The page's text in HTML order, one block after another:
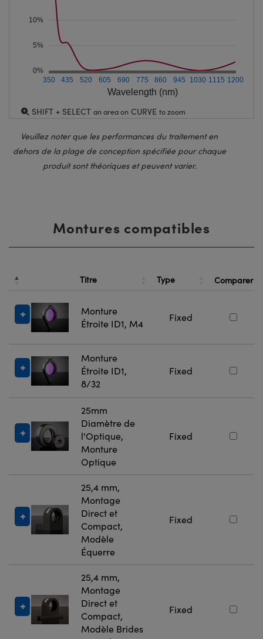
Wavelength (nm)
350 435 520 605 690 775 860 945 1030 1115 1200
0%
5%
10%
SHIFT + SELECT an area on CURVE to zoom
Veuillez noter que les performances du traitement en
dehors de la plage de conception spécifiée pour chaque
produit sont théoriques et peuvent varier.
Montures compatibles
Titre Type Comparer
Monture
Étroite ID1, M4
Fixed
Monture
Étroite ID1,
8/32
Fixed
25mm
Diamètre de
l'Optique,
Monture
Optique
Fixed
25,4 mm,
Montage
Direct et
Compact,
Modèle
Équerre
Fixed
25,4 mm,
Montage
Direct et
Compact,
Modèle Brides
Fixed